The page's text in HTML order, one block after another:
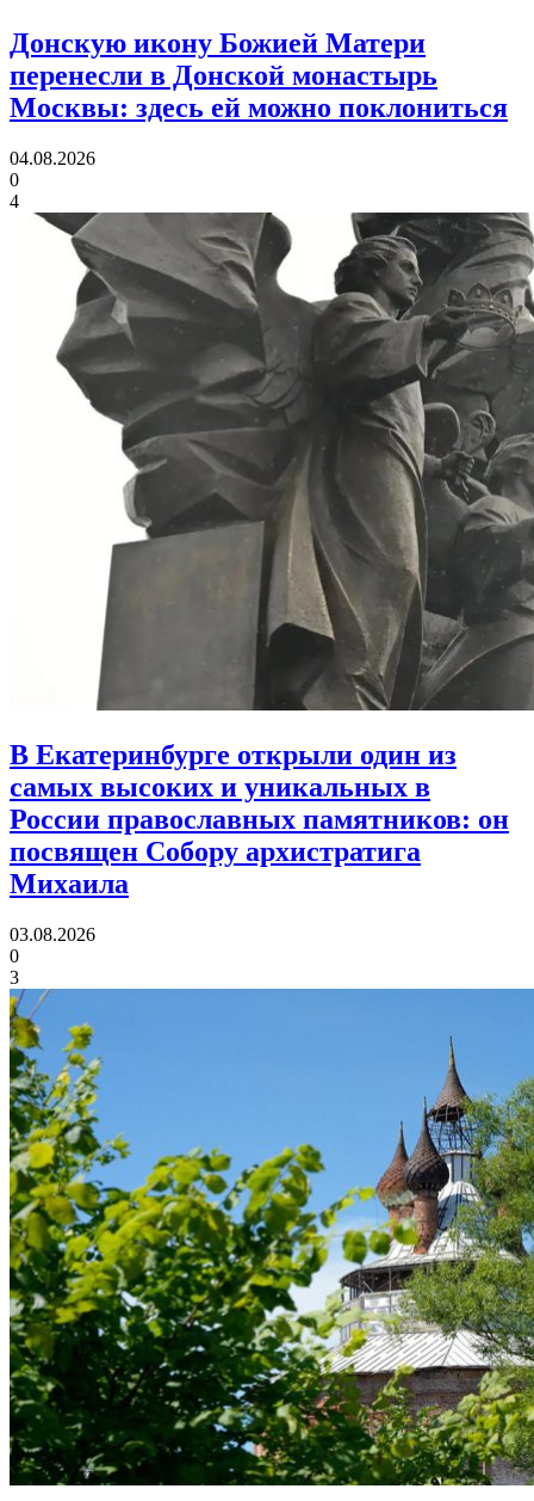
Донскую икону Божией Матери
перенесли в Донской монастырь
Москвы: здесь ей можно поклониться
04.08.2026
0
4
В Екатеринбурге открыли один из
самых высоких и уникальных в
России православных памятников: он
посвящен Собору архистратига
Михаила
03.08.2026
0
3